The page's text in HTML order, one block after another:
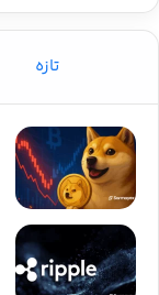
تازه